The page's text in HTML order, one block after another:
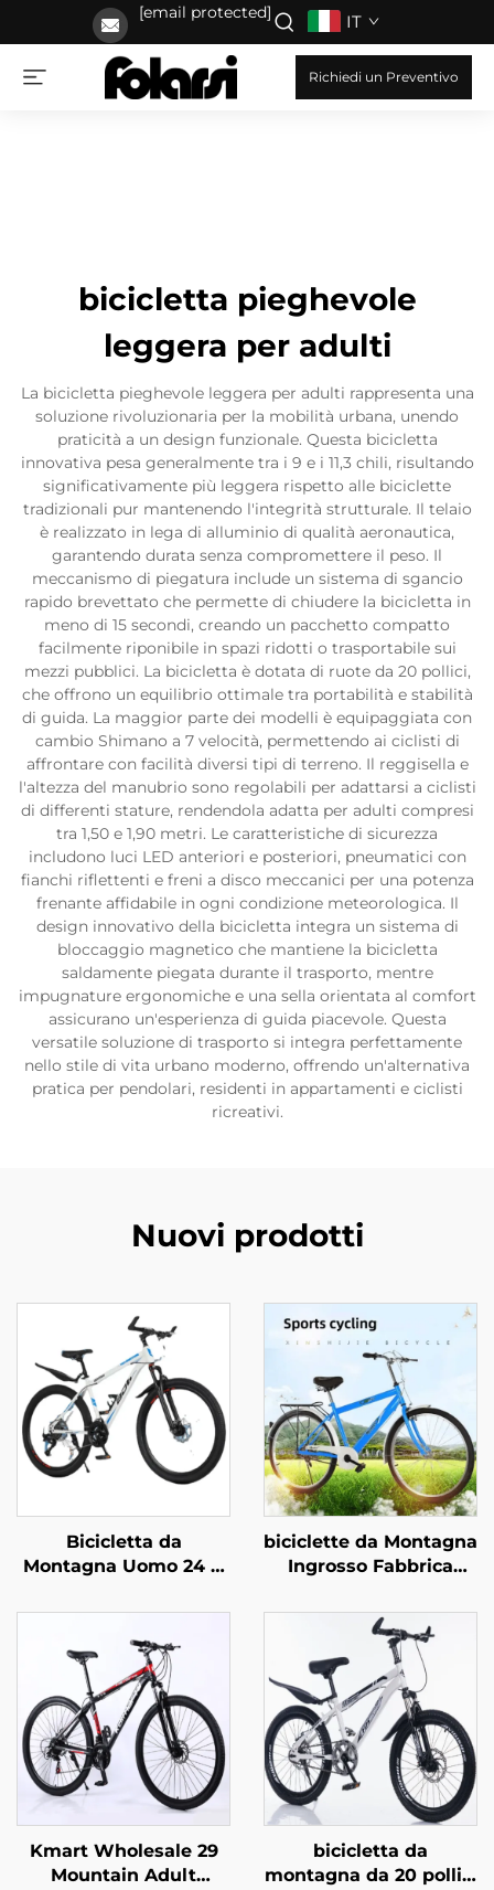
[email protected] IT
Richiedi un Preventivo
bicicletta pieghevole
leggera per adulti
La bicicletta pieghevole leggera per adulti rappresenta una
soluzione rivoluzionaria per la mobilità urbana, unendo
praticità a un design funzionale. Questa bicicletta
innovativa pesa generalmente tra i 9 e i 11,3 chili, risultando
significativamente più leggera rispetto alle biciclette
tradizionali pur mantenendo l'integrità strutturale. Il telaio
è realizzato in lega di alluminio di qualità aeronautica,
garantendo durata senza compromettere il peso. Il
meccanismo di piegatura include un sistema di sgancio
rapido brevettato che permette di chiudere la bicicletta in
meno di 15 secondi, creando un pacchetto compatto
facilmente riponibile in spazi ridotti o trasportabile sui
mezzi pubblici. La bicicletta è dotata di ruote da 20 pollici,
che offrono un equilibrio ottimale tra portabilità e stabilità
di guida. La maggior parte dei modelli è equipaggiata con
cambio Shimano a 7 velocità, permettendo ai ciclisti di
affrontare con facilità diversi tipi di terreno. Il reggisella e
l'altezza del manubrio sono regolabili per adattarsi a ciclisti
di differenti stature, rendendola adatta per adulti compresi
tra 1,50 e 1,90 metri. Le caratteristiche di sicurezza
includono luci LED anteriori e posteriori, pneumatici con
fianchi riflettenti e freni a disco meccanici per una potenza
frenante affidabile in ogni condizione meteorologica. Il
design innovativo della bicicletta integra un sistema di
bloccaggio magnetico che mantiene la bicicletta
saldamente piegata durante il trasporto, mentre
impugnature ergonomiche e una sella orientata al comfort
assicurano un'esperienza di guida piacevole. Questa
versatile soluzione di trasporto si integra perfettamente
nello stile di vita urbano moderno, offrendo un'alternativa
pratica per pendolari, residenti in appartamenti e ciclisti
ricreativi.
Nuovi prodotti
Bicicletta da
Montagna Uomo 24 &
Fuoristrada a Velocità
Variabile con Pedali
Normali in Acciaio per
Ingrosso con Forcella
in Acciaio
biciclette da Montagna
Ingrosso Fabbrica
Adulti Uomo Donna a
Velocità Variabile in
Acciaio per Studenti
Guida Esterna
Kmart Wholesale 29
Mountain Adult
bicicletta da
montagna da 20 pollici